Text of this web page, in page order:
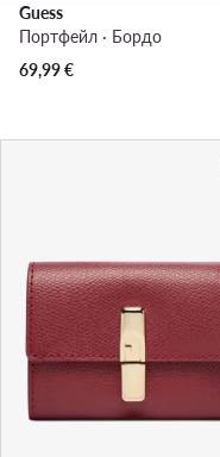
Guess
Портфейл · Бордо
69,99€